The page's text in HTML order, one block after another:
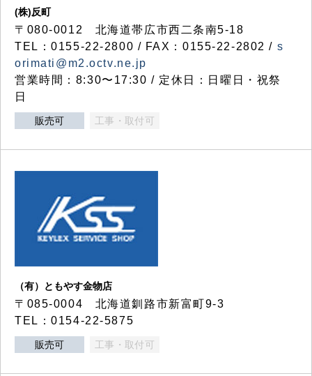
(株)反町
〒080-0012 北海道帯広市西二条南5-18
TEL：0155-22-2800 / FAX：0155-22-2802 / s
orimati@m2.octv.ne.jp
営業時間：8:30〜17:30 / 定休日：日曜日・祝祭
日
販売可 工事・取付可
（有）ともやす金物店
〒085-0004 北海道釧路市新富町9-3
TEL：0154-22-5875
販売可 工事・取付可